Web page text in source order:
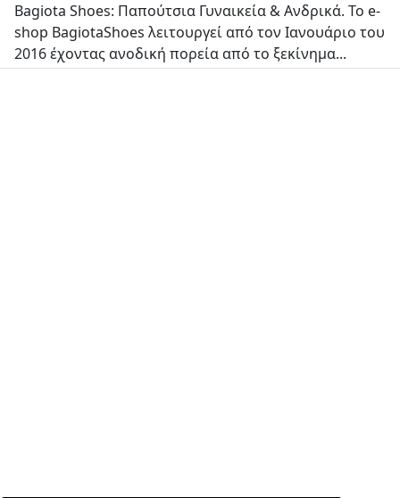
Bagiota Shoes: Παπούτσια Γυναικεία & Ανδρικά. To e-
shop BagiotaShoes λειτουργεί από τον Ιανουάριο του
2016 έχοντας ανοδική πορεία από το ξεκίνημα...